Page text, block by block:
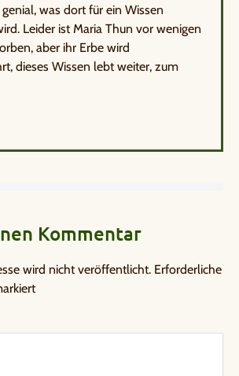
was dort für ein Wissen
Leider ist Maria Thun vor wenigen
aber ihr Erbe wird
dieses Wissen lebt weiter, zum
Kommentar
wird nicht veröffentlicht. Erforderliche